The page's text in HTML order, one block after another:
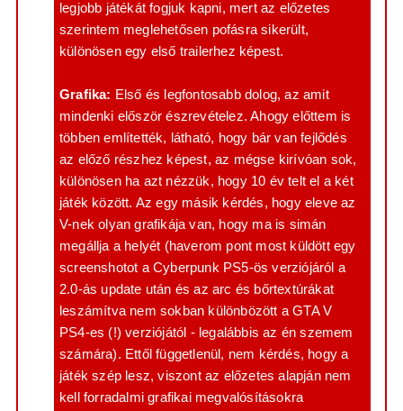
legjobb játékát fogjuk kapni, mert az előzetes
szerintem meglehetősen pofásra sikerült,
különösen egy első trailerhez képest.
Grafika: Első és legfontosabb dolog, az amit
mindenki először észrevételez. Ahogy előttem is
többen említették, látható, hogy bár van fejlődés
az előző részhez képest, az mégse kirívóan sok,
különösen ha azt nézzük, hogy 10 év telt el a két
játék között. Az egy másik kérdés, hogy eleve az
V-nek olyan grafikája van, hogy ma is simán
megállja a helyét (haverom pont most küldött egy
screenshotot a Cyberpunk PS5-ös verziójáról a
2.0-ás update után és az arc és bőrtextúrákat
leszámítva nem sokban különbözött a GTA V
PS4-es (!) verziójától - legalábbis az én szemem
számára). Ettől függetlenül, nem kérdés, hogy a
játék szép lesz, viszont az előzetes alapján nem
kell forradalmi grafikai megvalósításokra